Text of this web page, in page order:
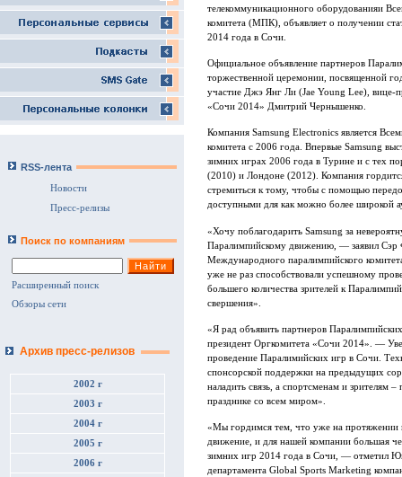
RSS-лента
Новости
Пресс-релизы
Поиск по компаниям
Расширенный поиск
Обзоры сети
Архив пресс-релизов
2002 г
2003 г
2004 г
2005 г
2006 г
телекоммуникационного оборудованияи
комитета (МПК), объявляет о получении
2014 года в Сочи.
Официальное объявление партнеров
торжественной церемонии, посвященной
участие Джэ Янг Ли (Jae Young Lee), вице-
«Сочи 2014» Дмитрий Чернышенко.
Компания Samsung Electronics является
комитета с 2006 года. Впервые Samsung
зимних играх 2006 года в Турине и с тех
(2010) и Лондоне (2012). Компания
стремиться к тому, чтобы с помощью
доступными для как можно более широкой
«Хочу поблагодарить Samsung за
Паралимпийскому движению, — заявил Сэр
Международного паралимпийского
уже не раз способствовали успешному
большего количества зрителей к
свершения».
«Я рад объявить партнеров
президент Оргкомитета «Сочи 2014». —
проведение Паралимийских игр в Сочи.
спонсорской поддержки на предыдущих
наладить связь, а спортсменам и зрителям
празднике со всем миром».
«Мы гордимся тем, что уже на протяжении
движение, и для нашей компании большая
зимних игр 2014 года в Сочи, — отметил
департамента Global Sports Marketing